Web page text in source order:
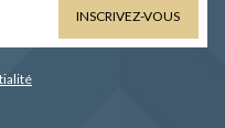
INSCRIVEZ-VOUS